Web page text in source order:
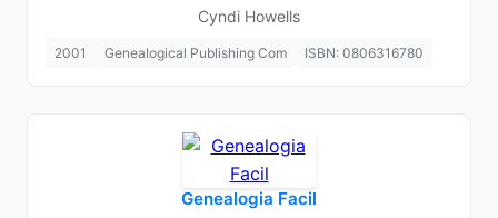
Cyndi Howells
2001 Genealogical Publishing Com ISBN: 0806316780
Genealogia Facil